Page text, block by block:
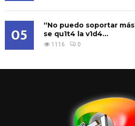
05
“No puedo soportar
se qu1t4 la v1d4...
1116 0